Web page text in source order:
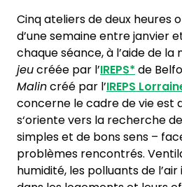
Cinq ateliers de deux heures
d’une semaine entre janvier
chaque séance, à l’aide de
jeucréée par l’IREPS* de
Malincréé par l’IREPS
concerne le cadre de vie est
s‘oriente vers la recherche
simples et de bons sens –
problèmes rencontrés.
humidité, les polluants de